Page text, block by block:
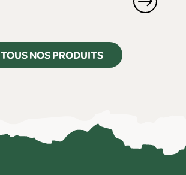
TOUS NOS PRODUITS